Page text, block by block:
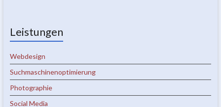
Leistungen
Webdesign
Suchmaschinenoptimierung
Photographie
Social Media